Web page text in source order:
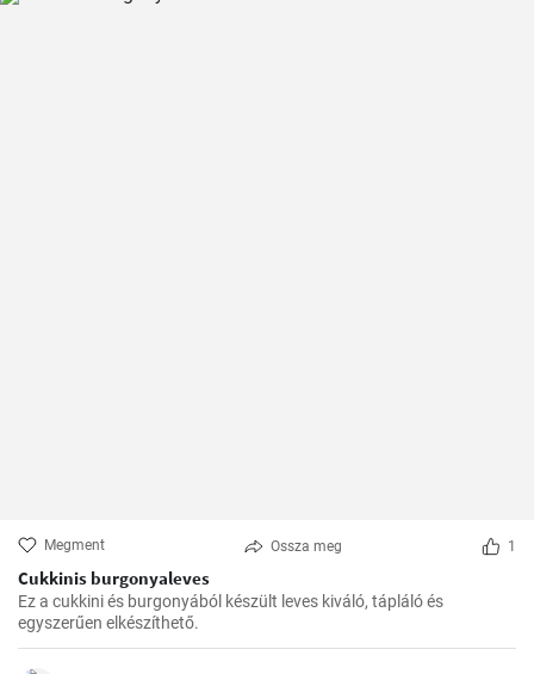
Megment Ossza meg 1
Cukkinis burgonyaleves
Ez a cukkini és burgonyából készült leves kiváló, tápláló és
egyszerűen elkészíthető.